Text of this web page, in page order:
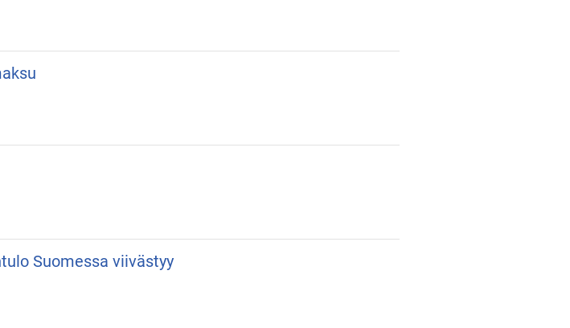
Suomessa viivästyy